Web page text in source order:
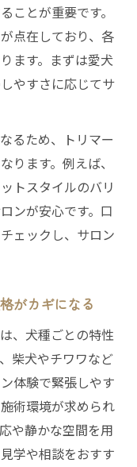
ことが重要です。
点在しており、各
ます。まずは愛犬
やすさに応じてサ
るため、トリマー
ります。例えば、
トスタイルのバリ
ンが安心です。口
ェックし、サロン
がカギになる
、犬種ごとの特性
柴犬やチワワなど
体験で緊張しやす
術環境が求められ
や静かな空間を用
学や相談をおすす